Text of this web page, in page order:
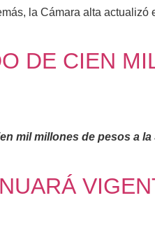
la Cámara alta actualizó
DE CIEN
mil millones de pesos a la